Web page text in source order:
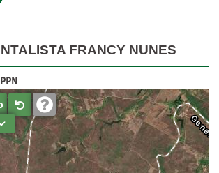
FRANCY NUNES